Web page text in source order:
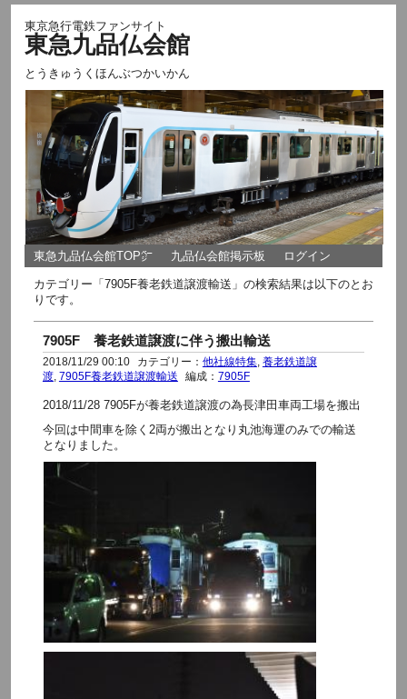
東京急行電鉄ファンサイト
東急九品仏会館
とうきゅうくほんぶつかいかん
東急九品仏会館TOP㌻ 九品仏会館掲示板 ログイン
カテゴリー「7905F養老鉄道譲渡輸送」の検索結果は以下のとお
りです。
7905F 養老鉄道譲渡に伴う搬出輸送
2018/11/29 00:10 カテゴリー： 他社線特集, 養老鉄道譲
渡, 7905F養老鉄道譲渡輸送 編成： 7905F
2018/11/28 7905Fが養老鉄道譲渡の為長津田車両工場を搬出
今回は中間車を除く2両が搬出となり丸池海運のみでの輸送
となりました。